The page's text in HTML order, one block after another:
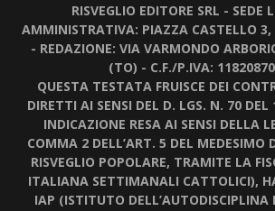
RISVEGLIO EDITORE SRL - SEDE
AMMINISTRATIVA: PIAZZA CASTELLO
- REDAZIONE: VIA VARMONDO
(TO) - C.F./P.IVA:
QUESTA TESTATA FRUISCE DEI
DIRETTI AI SENSI DEL D. LGS. N. 70
INDICAZIONE RESA AI SENSI DELLA
COMMA 2 DELL’ART. 5 DEL MEDESIMO
RISVEGLIO POPOLARE, TRAMITE LA
ITALIANA SETTIMANALI CATTOLICI),
IAP (ISTITUTO DELL’AUTODISCIPLINA